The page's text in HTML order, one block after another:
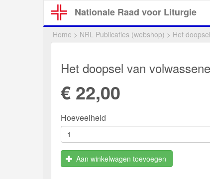
Nationale Raad voor Liturgie
Home > NRL Publicaties (webshop) > Het
Het doopsel van
€ 22,00
Hoeveelheid
Aan winkelwagen toevoegen